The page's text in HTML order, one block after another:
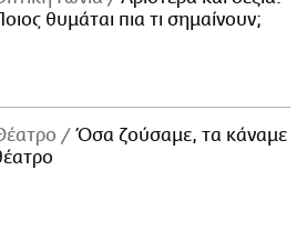
θυμάται πια τι σημαίνουν;
Όσα ζούσαμε, τα κάναμε